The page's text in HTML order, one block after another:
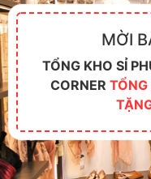
MỜI
TỔNG KHO SỈ
CORNER TỔNG